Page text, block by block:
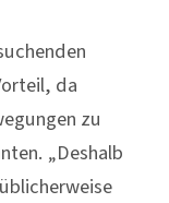
da
zu
„Deshalb